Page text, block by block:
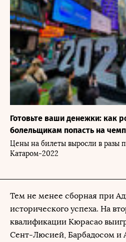
Готовьте ваши денежки: как
болельщикам попасть на
Цены на билеты выросли в разы
Катаром-2022
Тем не менее сборная при
исторического успеха. На
квалификации Кюрасао
Сент-Люсией, Барбадосом и